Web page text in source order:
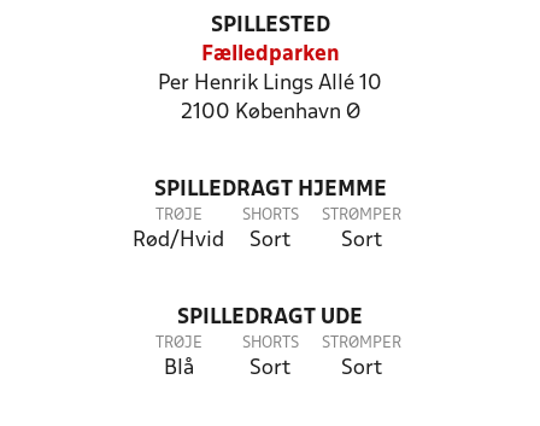
SPILLESTED
Fælledparken
Per Henrik Lings Allé 10
2100 København Ø
SPILLEDRAGT HJEMME
TRØJE
Rød/Hvid
SHORTS
Sort
STRØMPER
Sort
SPILLEDRAGT UDE
TRØJE
Blå
SHORTS
Sort
STRØMPER
Sort